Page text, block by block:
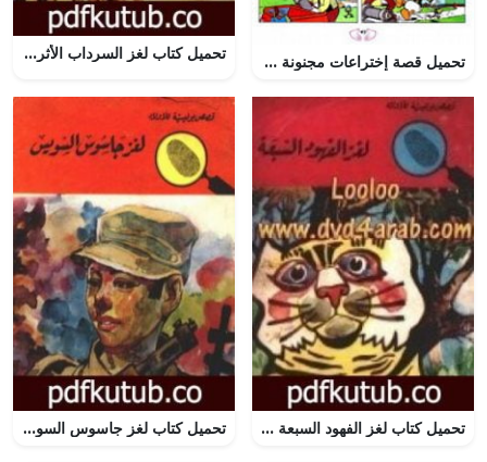
تحميل قصة إختراعات مجنونة PDF للكاتب مجلة ميكى تحميل كتاب لغز السرداب الأثري – سلسلة المغامرون الخمسة: 45 PDF تأليف محمود سالم مجانا [كامل]
تحميل كتاب لغز الفهود السبعة – سلسلة المغامرون الخمسة: 42 PDF تأليف محمود سالم مجانا [كامل] تحميل كتاب لغز جاسوس السويس – سلسلة المغامرون الخمسة: 56 PDF تأليف محمود سالم مجانا [كامل]